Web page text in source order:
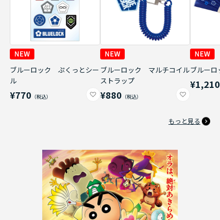
ブルーロック ぷくっとシー
ル
¥770
ブルーロック マルチコイル
ストラップ
¥880
ブルー
¥1,210
もっと見る